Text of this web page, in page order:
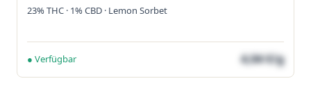
23% THC · 1% CBD · Lemon Sorbet
● Verfügbar 4,04 €/g